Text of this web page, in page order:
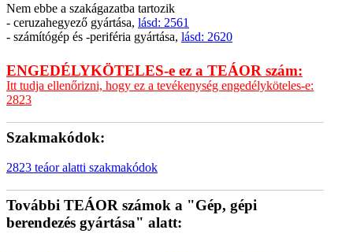
Nem ebbe a szakágazatba tartozik
- ceruzahegyező gyártása, lásd: 2561
- számítógép és -periféria gyártása, lásd: 2620
ENGEDÉLYKÖTELES-e ez a TEÁOR szám:
Itt tudja ellenőrizni, hogy ez a tevékenység engedélyköteles-e:
2823
Szakmakódok:
2823 teáor alatti szakmakódok
További TEÁOR számok a "Gép, gépi
berendezés gyártása" alatt: